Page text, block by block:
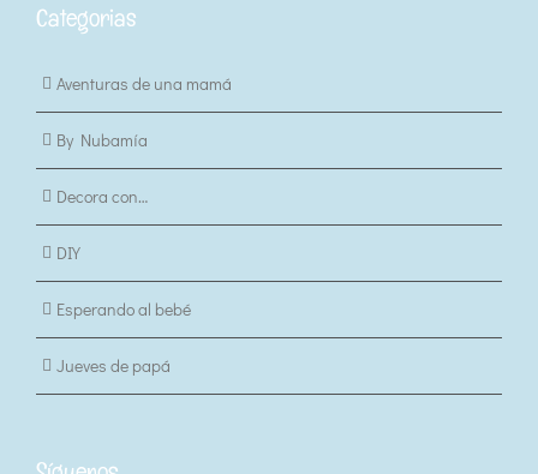
Categorias
Aventuras de una mamá
By Nubamía
Decora con…
DIY
Esperando al bebé
Jueves de papá